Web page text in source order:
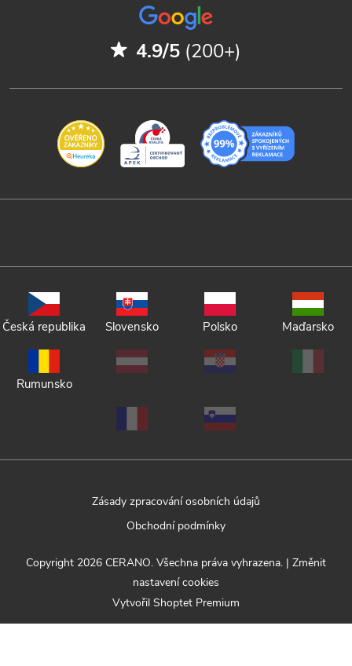
4.9/5 (200+)
Česká republika Slovensko Polsko Maďarsko
Rumunsko
Zásady zpracování osobních údajů
Obchodní podmínky
Vytvořil Shoptet Premium
Copyright 2026 CERANO. Všechna práva vyhrazena. | Změnit
nastavení cookies